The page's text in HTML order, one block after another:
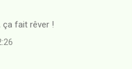
ça fait rêver !